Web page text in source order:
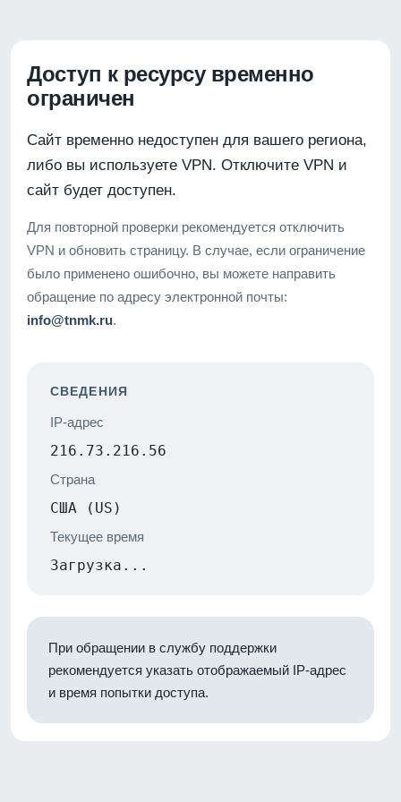
Доступ к ресурсу временно
ограничен
Сайт временно недоступен для вашего региона,
либо вы используете VPN. Отключите VPN и
сайт будет доступен.
Для повторной проверки рекомендуется отключить
VPN и обновить страницу. В случае, если ограничение
было применено ошибочно, вы можете направить
обращение по адресу электронной почты:
info@tnmk.ru.
СВЕДЕНИЯ
IP-адрес
216.73.216.56
Страна
США (US)
Текущее время
Загрузка...
При обращении в службу поддержки
рекомендуется указать отображаемый IP-адрес
и время попытки доступа.